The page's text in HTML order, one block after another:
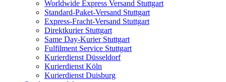
Worldwide Express Versand Stuttgart
Standard-Paket-Versand Stuttgart
Express-Fracht-Versand Stuttgart
Direktkurier Stuttgart
Same Day-Kurier Stuttgart
Fulfilment Service Stuttgart
Kurierdienst Düsseldorf
Kurierdienst Köln
Kurierdienst Duisburg